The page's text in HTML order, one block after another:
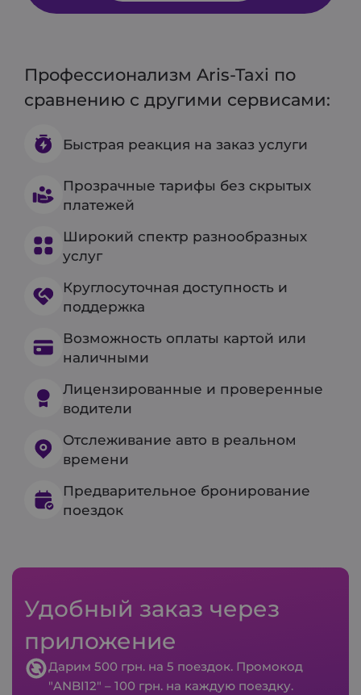
Профессионализм Aris-Taxi по
сравнению с другими сервисами:
Быстрая реакция на заказ услуги
Прозрачные тарифы без скрытых
платежей
Широкий спектр разнообразных
услуг
Круглосуточная доступность и
поддержка
Возможность оплаты картой или
наличными
Лицензированные и проверенные
водители
Отслеживание авто в реальном
времени
Предварительное бронирование
поездок
Удобный заказ через
приложение
Дарим 500 грн. на 5 поездок. Промокод
"ANBI12" – 100 грн. на каждую поездку.